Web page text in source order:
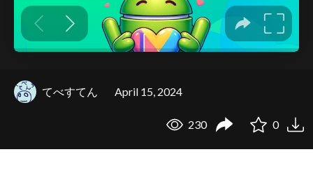
てべすてん April 15, 2024
230 0